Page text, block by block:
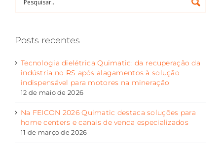
Posts recentes
Tecnologia dielétrica Quimatic: da recuperação da
indústria no RS após alagamentos à solução
indispensável para motores na mineração
12 de maio de 2026
Na FEICON 2026 Quimatic destaca soluções para
home centers e canais de venda especializados
11 de março de 2026